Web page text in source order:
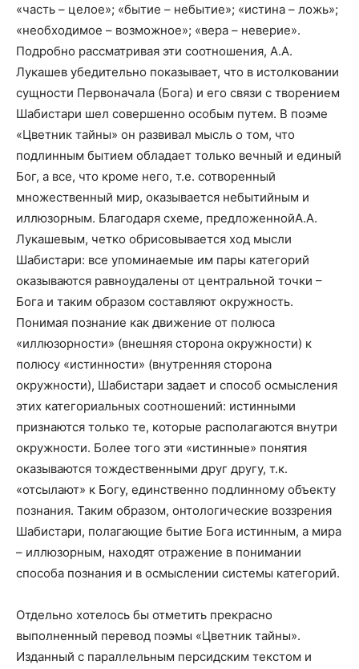
«часть – целое»; «бытие – небытие»; «истина – ложь»;
«необходимое – возможное»; «вера – неверие».
Подробно рассматривая эти соотношения, А.А.
Лукашев убедительно показывает, что в истолковании
сущности Первоначала (Бога) и его связи с творением
Шабистари шел совершенно особым путем. В поэме
«Цветник тайны» он развивал мысль о том, что
подлинным бытием обладает только вечный и единый
Бог, а все, что кроме него, т.е. сотворенный
множественный мир, оказывается небытийным и
иллюзорным. Благодаря схеме, предложеннойА.А.
Лукашевым, четко обрисовывается ход мысли
Шабистари: все упоминаемые им пары категорий
оказываются равноудалены от центральной точки –
Бога и таким образом составляют окружность.
Понимая познание как движение от полюса
«иллюзорности» (внешняя сторона окружности) к
полюсу «истинности» (внутренняя сторона
окружности), Шабистари задает и способ осмысления
этих категориальных соотношений: истинными
признаются только те, которые располагаются внутри
окружности. Более того эти «истинные» понятия
оказываются тождественными друг другу, т.к.
«отсылают» к Богу, единственно подлинному объекту
познания. Таким образом, онтологические воззрения
Шабистари, полагающие бытие Бога истинным, а мира
– иллюзорным, находят отражение в понимании
способа познания и в осмыслении системы категорий.
Отдельно хотелось бы отметить прекрасно
выполненный перевод поэмы «Цветник тайны».
Изданный с параллельным персидским текстом и